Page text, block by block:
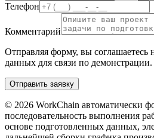
Телефон
Комментарий
Отправляя форму, вы соглашаетесь
данных для связи по демонстрации.
Отправить заявку
© 2026 WorkChain автоматически
последовательность выполнения
основе подготовленных данных,